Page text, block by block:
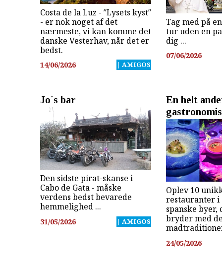
Costa de la Luz - ″Lysets kyst″
- er nok noget af det
nærmeste, vi kan komme det
danske Vesterhav, når det er
bedst.
14/06/2026 | AMIGOS
Tag med på
tur uden en
dig ...
07/06/2026
Jo´s bar
Den sidste pirat-skanse i
Cabo de Gata - måske
verdens bedst bevarede
hemmelighed ...
31/05/2026 | AMIGOS
En helt
Oplev 10
restauranter i
spanske byer,
bryder med
24/05/2026